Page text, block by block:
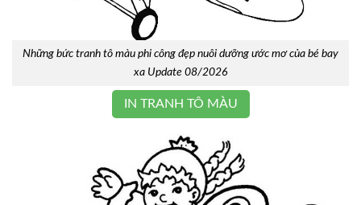
Những bức tranh tô màu phi công đẹp nuôi dưỡng ước mơ của bé bay
xa Update 08/2026
IN TRANH TÔ MÀU